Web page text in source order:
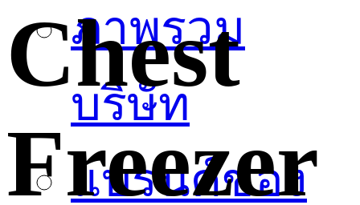
ภาพรวม
บริษัท
แบรนด์ของ
Chest
Freezer